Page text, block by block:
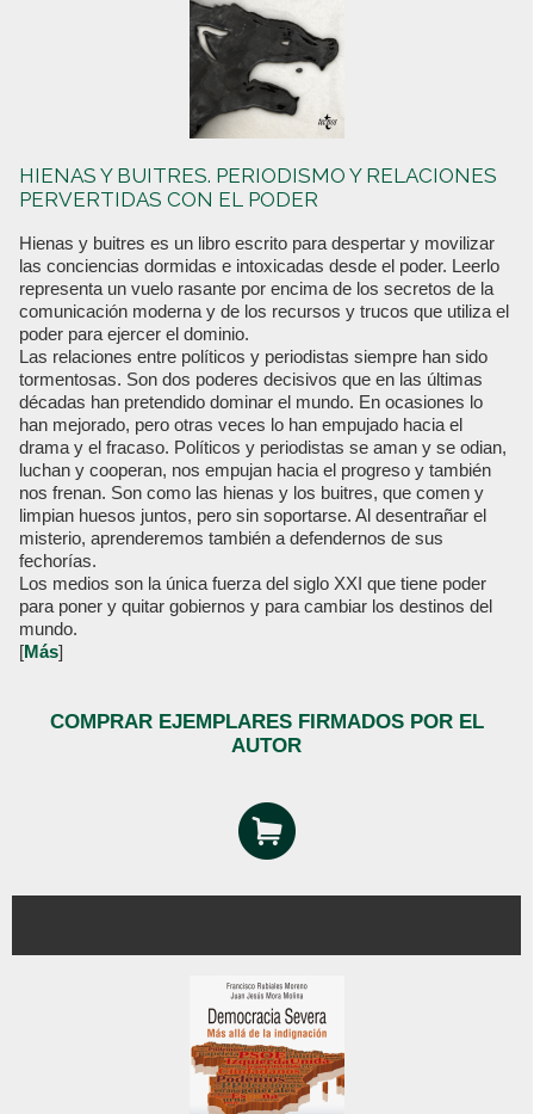
HIENAS Y BUITRES. PERIODISMO Y RELACIONES
PERVERTIDAS CON EL PODER
Hienas y buitres es un libro escrito para despertar y movilizar
las conciencias dormidas e intoxicadas desde el poder. Leerlo
representa un vuelo rasante por encima de los secretos de la
comunicación moderna y de los recursos y trucos que utiliza el
poder para ejercer el dominio.
Las relaciones entre políticos y periodistas siempre han sido
tormentosas. Son dos poderes decisivos que en las últimas
décadas han pretendido dominar el mundo. En ocasiones lo
han mejorado, pero otras veces lo han empujado hacia el
drama y el fracaso. Políticos y periodistas se aman y se odian,
luchan y cooperan, nos empujan hacia el progreso y también
nos frenan. Son como las hienas y los buitres, que comen y
limpian huesos juntos, pero sin soportarse. Al desentrañar el
misterio, aprenderemos también a defendernos de sus
fechorías.
Los medios son la única fuerza del siglo XXI que tiene poder
para poner y quitar gobiernos y para cambiar los destinos del
mundo.
[Más]
COMPRAR EJEMPLARES FIRMADOS POR EL
AUTOR